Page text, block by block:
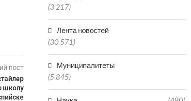
пост
школу
(3 217)
Лента новостей
(30 571)
Муниципалитеты
(5 845)